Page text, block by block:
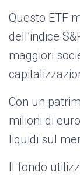
Questo ETF
dell’indice
maggiori
Con un
milioni di
liquidi sul
Il fondo